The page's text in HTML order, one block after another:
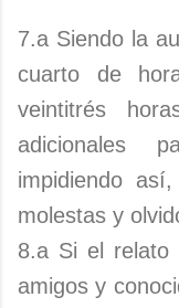
7.a Siendo la
cuarto de
veintitrés
adicionales
impidiendo
molestas y
8.a Si el relato
amigos y